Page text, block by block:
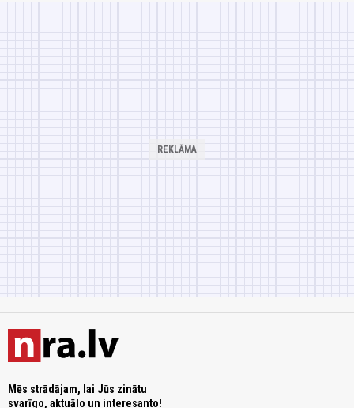
Mēs strādājam, lai Jūs zinātu
svarīgo, aktuālo un interesanto!